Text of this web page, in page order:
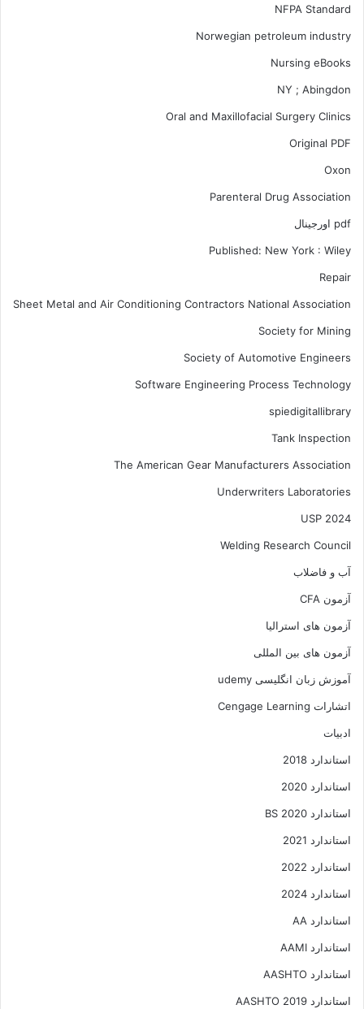
NFPA Standard
Norwegian petroleum industry
Nursing eBooks
NY ; Abingdon
Oral and Maxillofacial Surgery Clinics
Original PDF
Oxon
Parenteral Drug Association
pdf اورجینال
Published: New York : Wiley
Repair
Sheet Metal and Air Conditioning Contractors National Association
Society for Mining
Society of Automotive Engineers
Software Engineering Process Technology
spiedigitallibrary
Tank Inspection
The American Gear Manufacturers Association
Underwriters Laboratories
USP 2024
Welding Research Council
آب و فاضلاب
آزمون CFA
آزمون های استرالیا
آزمون های بین المللی
آموزش زبان انگلیسی udemy
اتشارات Cengage Learning
ادبیات
استاندارد 2018
استاندارد 2020
استاندارد 2020 BS
استاندارد 2021
استاندارد 2022
استاندارد 2024
استاندارد AA
استاندارد AAMI
استاندارد AASHTO
استاندارد AASHTO 2019